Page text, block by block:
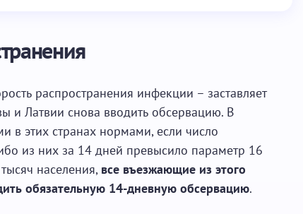
распространения инфекции – заставляет
и Латвии снова вводить обсервацию. В
в этих странах нормами, если число
из них за 14 дней превысило параметр 16
населения, все въезжающие из этого
обязательную 14-дневную обсервацию.